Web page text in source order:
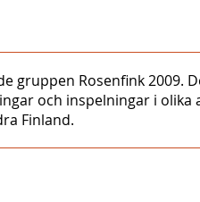
gruppen Rosenfink
och inspelningar i olika
Finland.